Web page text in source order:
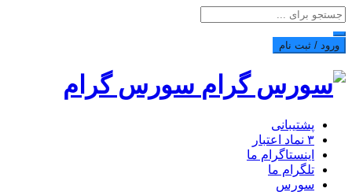
ورود / ثبت نام
سورس گرام
پشتیبانی
۳ نماد اعتبار
اینستاگرام ما
تلگرام ما
سورس